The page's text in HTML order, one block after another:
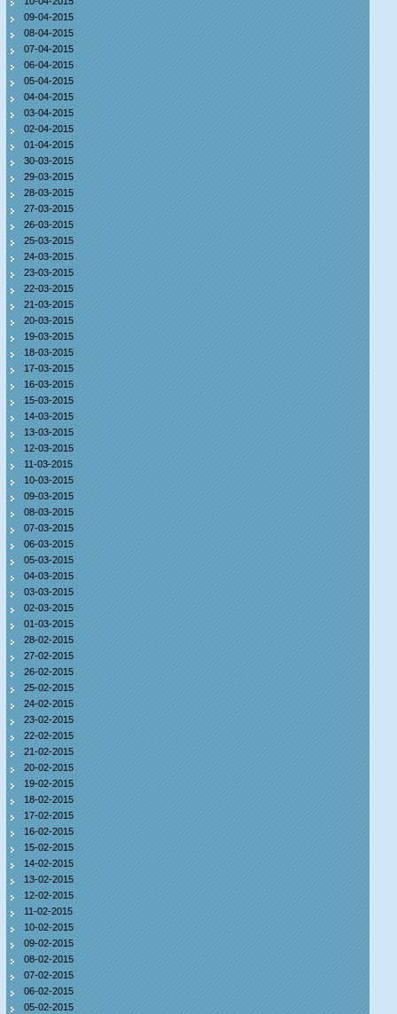
09-04-2015
08-04-2015
07-04-2015
06-04-2015
05-04-2015
04-04-2015
03-04-2015
02-04-2015
01-04-2015
30-03-2015
29-03-2015
28-03-2015
27-03-2015
26-03-2015
25-03-2015
24-03-2015
23-03-2015
22-03-2015
21-03-2015
20-03-2015
19-03-2015
18-03-2015
17-03-2015
16-03-2015
15-03-2015
14-03-2015
13-03-2015
12-03-2015
11-03-2015
10-03-2015
09-03-2015
08-03-2015
07-03-2015
06-03-2015
05-03-2015
04-03-2015
03-03-2015
02-03-2015
01-03-2015
28-02-2015
27-02-2015
26-02-2015
25-02-2015
24-02-2015
23-02-2015
22-02-2015
21-02-2015
20-02-2015
19-02-2015
18-02-2015
17-02-2015
16-02-2015
15-02-2015
14-02-2015
13-02-2015
12-02-2015
11-02-2015
10-02-2015
09-02-2015
08-02-2015
07-02-2015
06-02-2015
05-02-2015